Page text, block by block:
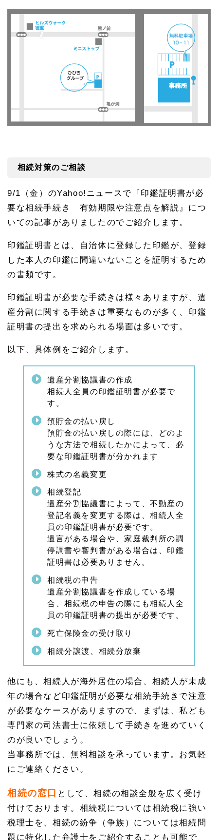
相続対策のご相談
9/1 （金）のYahoo! ニュースで『印鑑証明書が必
要な相続手続き 有効期限や注意点を解説』につ
いての記事がありましたのでご紹介します。
印鑑証明書とは、自治体に登録した印鑑が、登録
した本人の印鑑に間違いないことを証明するため
の書類です。
印鑑証明書が必要な手続きは様々ありますが、遺
産分割に関する手続きは重要なものが多く、印鑑
証明書の提出を求められる場面は多いです。
以下、具体例をご紹介します。
遺産分割協議書の作成
相続人全員の印鑑証明書が必要で
す。
預貯金の払い戻し
預貯金の払い戻しの際には、どのよ
うな方法で相続したかによって、必
要な印鑑証明書が分かれます
株式の名義変更
相続登記
遺産分割協議書によって、不動産の
登記名義を変更する際は、相続人全
員の印鑑証明書が必要です。
遺言がある場合や、家庭裁判所の調
停調書や審判書がある場合は、印鑑
証明書は必要ありません。
相続税の申告
遺産分割協議書を作成している場
合、相続税の申告の際にも相続人全
員の印鑑証明書の提出が必要です。
死亡保険金の受け取り
相続分譲渡、相続分放棄
他にも、相続人が海外居住の場合、相続人が未成
年の場合など印鑑証明が必要な相続手続きで注意
が必要なケースがありますので、まずは、私ども
専門家の司法書士に依頼して手続きを進めていく
のが良いでしょう。
当事務所では、無料相談を承っています。お気軽
にご連絡ください。
相続の窓口 として、相続の相談全般を広く受け
付けております。相続税については相続税に強い
税理士を、相続の紛争（争族）については相続問
題に特化した弁護士をご紹介することも可能で